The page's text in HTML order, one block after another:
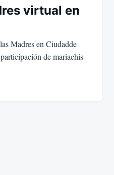
virtual en
Madres en Ciudadde
de mariachis